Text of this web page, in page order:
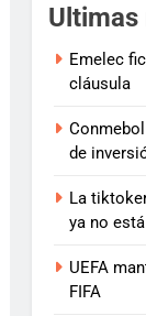
Emelec
cláusula
de
La
ya no está
UEFA
FIFA